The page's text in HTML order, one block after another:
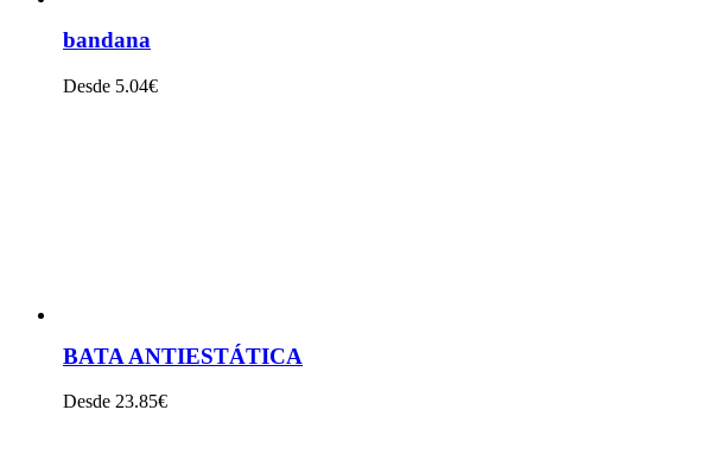
bandana
Desde 5.04€
BATA ANTIESTÁTICA
Desde 23.85€